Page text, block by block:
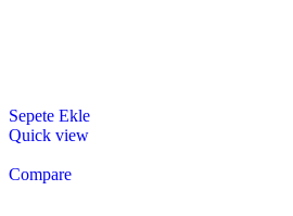
Sepete Ekle
Quick view
Compare